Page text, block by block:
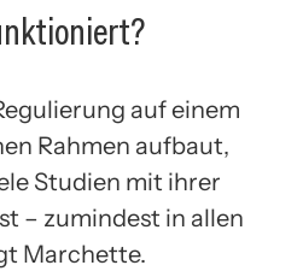
auf einem
Rahmen aufbaut,
Studien mit ihrer
– zumindest in allen
Marchette.